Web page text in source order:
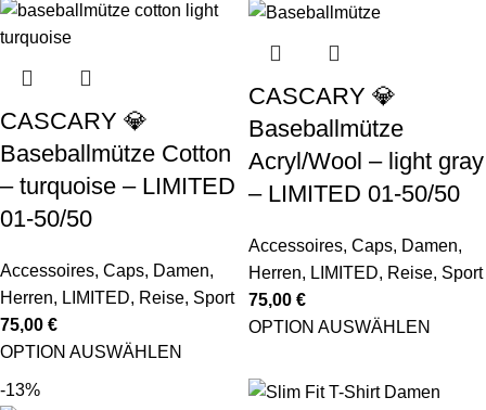
CASCARY 💎
Baseballmütze Cotton
– turquoise – LIMITED
01-50/50
Accessoires, Caps, Damen,
Herren, LIMITED, Reise, Sport
75,00 €
OPTION AUSWÄHLEN
CASCARY 💎
Baseballmütze
Acryl/Wool – light gray
– LIMITED 01-50/50
Accessoires, Caps, Damen,
Herren, LIMITED, Reise, Sport
75,00 €
OPTION AUSWÄHLEN
-13%